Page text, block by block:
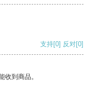
支持[0] 反对[0]
收到商品。